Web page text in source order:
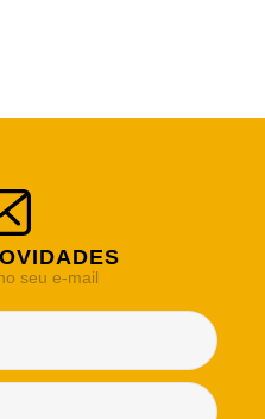
seu e-mail